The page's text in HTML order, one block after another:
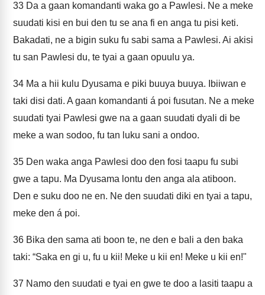
33 Da a gaan komandanti waka go a Pawlesi. Ne a meke
suudati kisi en bui den tu se ana fi en anga tu pisi keti.
Bakadati, ne a bigin suku fu sabi sama a Pawlesi. Ai akisi
tu san Pawlesi du, te tyai a gaan opuulu ya.
34 Ma a hii kulu Dyusama e piki buuya buuya. Ibiiwan e
taki disi dati. A gaan komandanti á poi fusutan. Ne a meke
suudati tyai Pawlesi gwe na a gaan suudati dyali di be
meke a wan sodoo, fu tan luku sani a ondoo.
35 Den waka anga Pawlesi doo den fosi taapu fu subi
gwe a tapu. Ma Dyusama lontu den anga ala atiboon.
Den e suku doo ne en. Ne den suudati diki en tyai a tapu,
meke den á poi.
36 Bika den sama ati boon te, ne den e bali a den baka
taki: “Saka en gi u, fu u kii! Meke u kii en! Meke u kii en!"
37 Namo den suudati e tyai en gwe te doo a lasiti taapu a